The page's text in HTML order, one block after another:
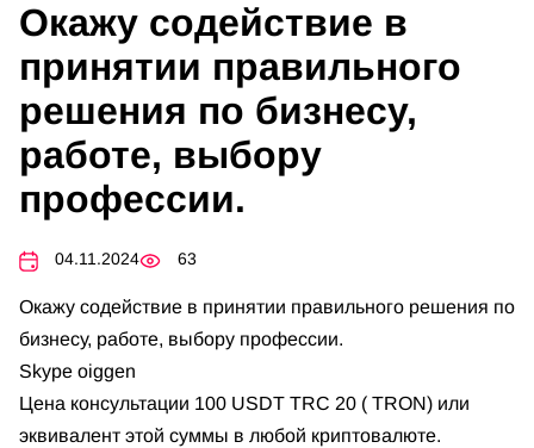
Окажу содействие в
принятии правильного
решения по бизнесу,
работе, выбору
профессии.
04.11.2024 63
Окажу содействие в принятии правильного решения по
бизнесу, работе, выбору профессии.
Skype oiggen
Цена консультации 100 USDT TRC 20 ( TRON) или
эквивалент этой суммы в любой криптовалюте.